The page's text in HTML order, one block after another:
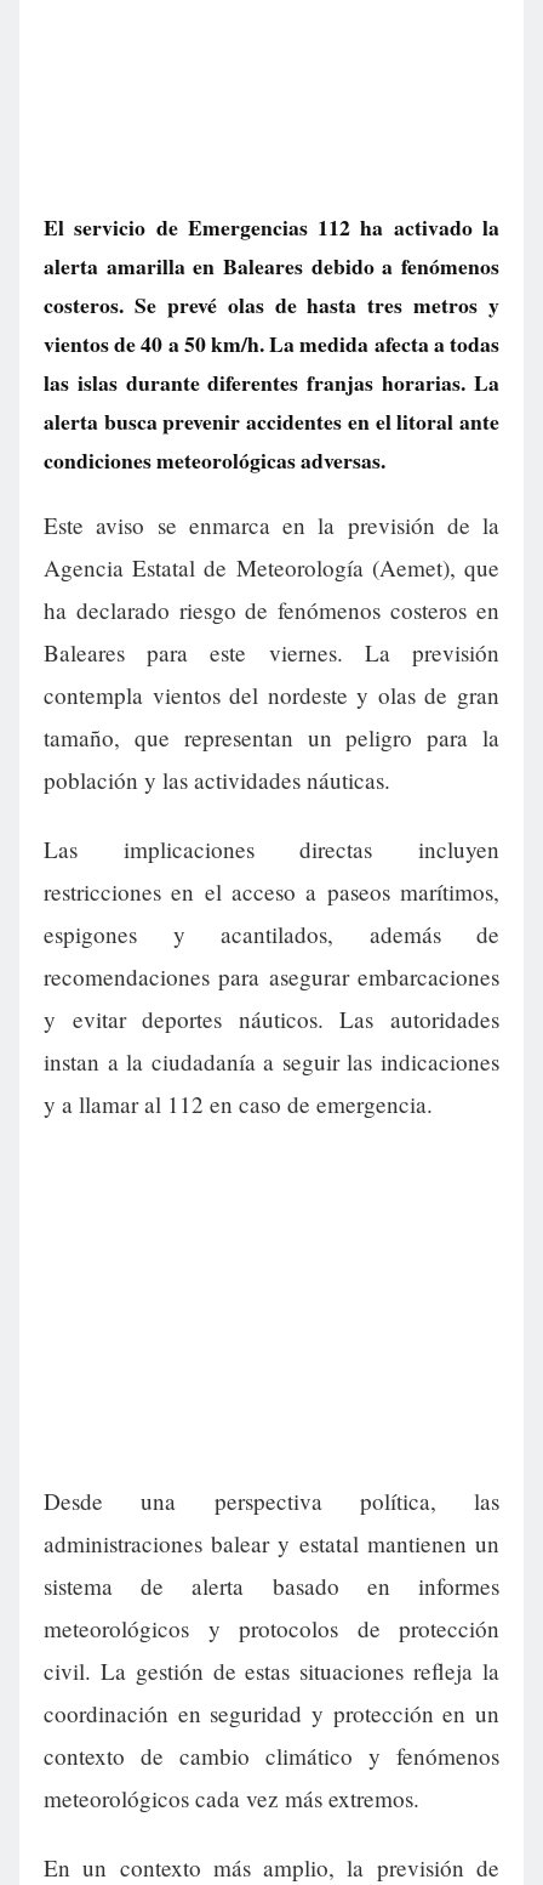
El servicio de Emergencias 112 ha activado la
alerta amarilla en Baleares debido a fenómenos
costeros. Se prevé olas de hasta tres metros y
vientos de 40 a 50 km/h. La medida afecta a todas
las islas durante diferentes franjas horarias. La
alerta busca prevenir accidentes en el litoral ante
condiciones meteorológicas adversas.
Este aviso se enmarca en la previsión de la
Agencia Estatal de Meteorología (Aemet), que
ha declarado riesgo de fenómenos costeros en
Baleares para este viernes. La previsión
contempla vientos del nordeste y olas de gran
tamaño, que representan un peligro para la
población y las actividades náuticas.
Las implicaciones directas incluyen
restricciones en el acceso a paseos marítimos,
espigones y acantilados, además de
recomendaciones para asegurar embarcaciones
y evitar deportes náuticos. Las autoridades
instan a la ciudadanía a seguir las indicaciones
y a llamar al 112 en caso de emergencia.
Desde una perspectiva política, las
administraciones balear y estatal mantienen un
sistema de alerta basado en informes
meteorológicos y protocolos de protección
civil. La gestión de estas situaciones refleja la
coordinación en seguridad y protección en un
contexto de cambio climático y fenómenos
meteorológicos cada vez más extremos.
En un contexto más amplio, la previsión de